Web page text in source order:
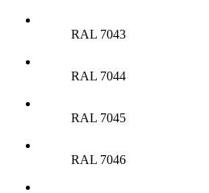
RAL 7043
RAL 7044
RAL 7045
RAL 7046